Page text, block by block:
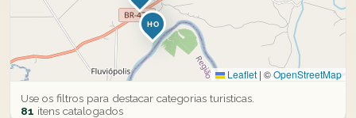
HO
Leaflet | ©OpenStreetMap
Use os filtros para destacar categorias turisticas.
81 itens catalogados